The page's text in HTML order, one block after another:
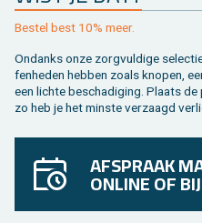
Be­stel best 10% meer.
On­danks onze zorg­vul­di­ge
fen­he­den heb­ben zoals kno­pen,
een lich­te be­scha­di­ging. Plaats de
zo heb je het min­ste ver­zaagd
AFSPRAAK
ONLINE OF